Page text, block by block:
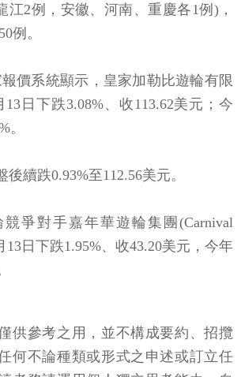
江2例，安徽、河南、重慶各1例)，
例。
價系統顯示，皇家加勒比遊輪有限
13日下跌3.08%、收113.62美元；今
。
續跌0.93%至112.56美元。
爭對手嘉年華遊輪集團(Carnival
13日下跌1.95%、收43.20美元，今年
供參考之用，並不構成要約、招攬
何不論種類或形式之申述或訂立任